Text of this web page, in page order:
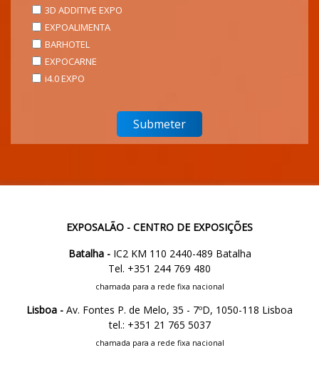
3D ADDITIVE EXPO
EXPOALIMENTA
BARHOTEL
EXPOCARNE
i4.0 EXPO
EXPOSALÃO - CENTRO DE EXPOSIÇÕES
Batalha -IC2 KM 110 2440-489 Batalha
Tel. +351 244 769 480
chamada para a rede fixa nacional
Lisboa - Av. Fontes P. de Melo, 35 - 7ºD, 1050-118 Lisboa
tel.: +351 21 765 5037
chamada para a rede fixa nacional